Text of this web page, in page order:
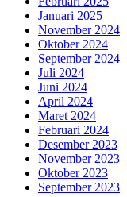
Januari 2025
November 2024
Oktober 2024
September 2024
Juli 2024
Juni 2024
April 2024
Maret 2024
Februari 2024
Desember 2023
November 2023
Oktober 2023
September 2023